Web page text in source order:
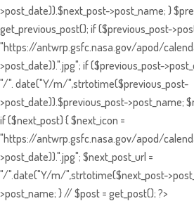
>post_date)).$next_post->post_name; }
get_previous_post(); if ($previous_post-
"https://antwrp.gsfc.nasa.gov/apod/
>post_date)).".jpg"; if ($previous_post-
"/". date("Y/m/",strtotime($previous_post-
>post_date)).$previous_post->post_name;
if ($next_post) { $next_icon =
"https://antwrp.gsfc.nasa.gov/apod/
>post_date)).".jpg"; $next_post_url =
"/".date("Y/m/",strtotime($next_post-
>post_name; } // $post = get_post(); ?>